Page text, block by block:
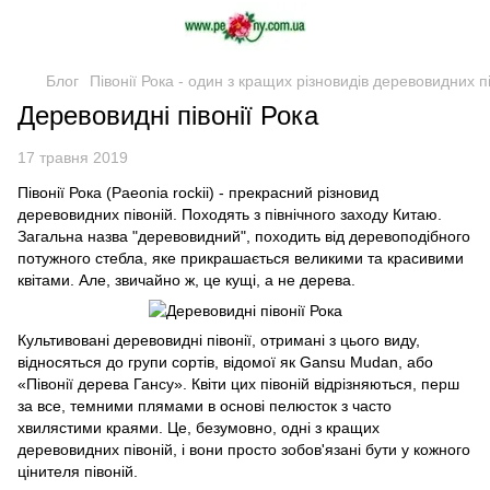
Блог Півонії Рока - один з кращих різновидів деревовидних
Деревовидні півонії Рока
17 травня 2019
Півонії Рока (Paeonia rockii) - прекрасний різновид
деревовидних півоній. Походять з північного заходу Китаю.
Загальна назва "деревовидний", походить від деревоподібного
потужного стебла, яке прикрашається великими та красивими
квітами. Але, звичайно ж, це кущі, а не дерева.
Культивовані деревовидні півонії, отримані з цього виду,
відносяться до групи сортів, відомої як Gansu Mudan, або
«Півонії дерева Гансу». Квіти цих півоній відрізняються, перш
за все, темними плямами в основі пелюсток з часто
хвилястими краями. Це, безумовно, одні з кращих
деревовидних півоній, і вони просто зобов'язані бути у кожного
цінителя півоній.